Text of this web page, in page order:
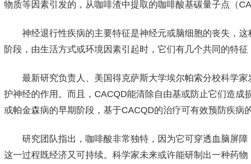
物质等因素引发的，从咖啡渣中提取的咖啡酸基碳量子点（
神经退行性疾病的主要特征是神经元或脑细胞的丧失，这
阶段，由生活方式或环境因素引起时，它们有几个共同的特
最新研究负责人、美国得克萨斯大学埃尔帕索分校科学家
护神经的作用。而且，CACQD能清除自由基或防止它们造
或帕金森病的早期阶段，基于CACQD的治疗可有效预防疾病
研究团队指出，咖啡酸非常独特，因为它可穿透血脑屏障
这一过程既经济又可持续。科学家未来或许能研制出一种药